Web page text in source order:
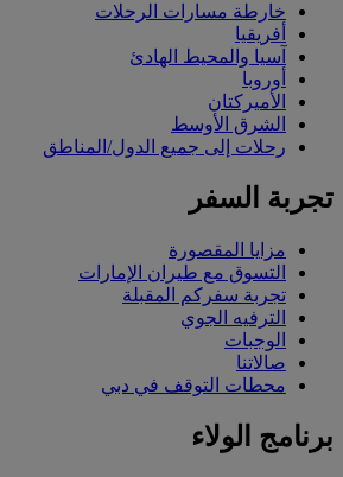
خارطة مسارات الرحلات
أفريقيا
آسيا والمحيط الهادئ
أوروبا
الأميركتان
الشرق الأوسط
رحلات إلى جميع الدول/المناطق
تجربة السفر
مزايا المقصورة
التسوق مع طيران الإمارات
تجربة سفركم المقبلة
الترفيه الجوي
الوجبات
صالاتنا
محطات التوقف في دبي
برنامج الولاء